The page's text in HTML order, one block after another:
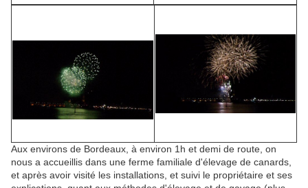
Aux environs de Bordeaux, à environ 1h et demi de route, on
nous a accueillis dans une ferme familiale d'élevage de canards,
et après avoir visité les installations, et suivi le propriétaire et ses